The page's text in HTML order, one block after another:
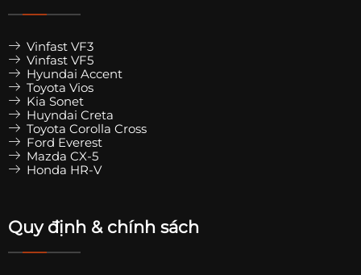
Vinfast VF3
Vinfast VF5
Hyundai Accent
Toyota Vios
Kia Sonet
Huyndai Creta
Toyota Corolla Cross
Ford Everest
Mazda CX-5
Honda HR-V
Quy định & chính sách